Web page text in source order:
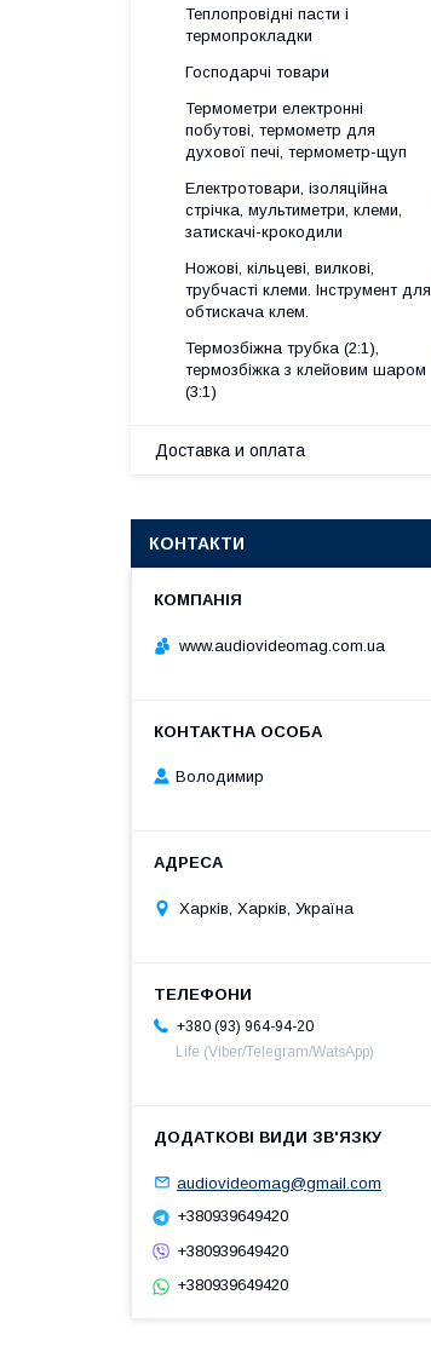
Теплопровідні пасти і
термопрокладки
Господарчі товари
Термометри електронні
побутові, термометр для
духової печі, термометр-щуп
Електротовари, ізоляційна
стрічка, мультиметри, клеми,
затискачі-крокодили
Ножові, кільцеві, вилкові,
трубчасті клеми. Інструмент для
обтискача клем.
Термозбіжна трубка (2:1),
термозбіжка з клейовим шаром
(3:1)
Доставка и оплата
КОНТАКТИ
www.audiovideomag.com.ua
Володимир
Харків, Харків, Україна
+380 (93) 964-94-20
Life (Viber/Telegram/WatsApp)
audiovideomag@gmail.com
+380939649420
+380939649420
+380939649420